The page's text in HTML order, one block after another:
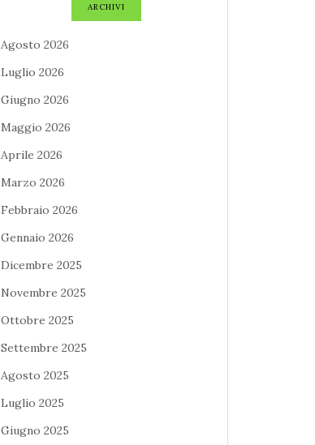
ARCHIVI
Agosto 2026
Luglio 2026
Giugno 2026
Maggio 2026
Aprile 2026
Marzo 2026
Febbraio 2026
Gennaio 2026
Dicembre 2025
Novembre 2025
Ottobre 2025
Settembre 2025
Agosto 2025
Luglio 2025
Giugno 2025